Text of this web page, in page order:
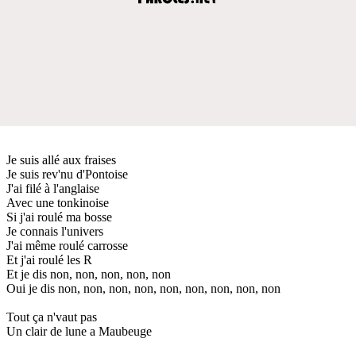
Je suis allé aux fraises
Je suis rev'nu d'Pontoise
J'ai filé à l'anglaise
Avec une tonkinoise
Si j'ai roulé ma bosse
Je connais l'univers
J'ai même roulé carrosse
Et j'ai roulé les R
Et je dis non, non, non, non, non
Oui je dis non, non, non, non, non, non, non, non, non
Tout ça n'vaut pas
Un clair de lune a Maubeuge